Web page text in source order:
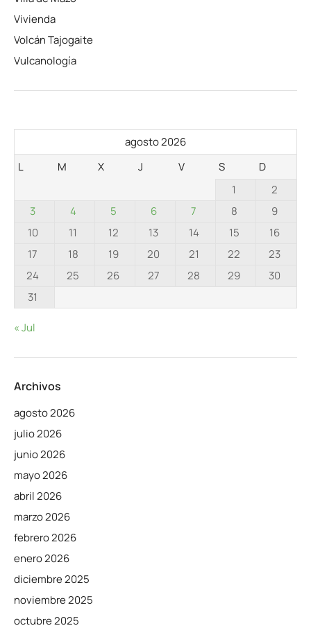
Vivienda
Volcán Tajogaite
Vulcanología
agosto 2026
L
M X J V S
D
1
2
3
4 5 6 7 8
9
10
11 12 13 14 15
16
17
18 19 20 21 22
23
24
25 26 27 28 29
30
31
« Jul
Archivos
agosto 2026
julio 2026
junio 2026
mayo 2026
abril 2026
marzo 2026
febrero 2026
enero 2026
diciembre 2025
noviembre 2025
octubre 2025